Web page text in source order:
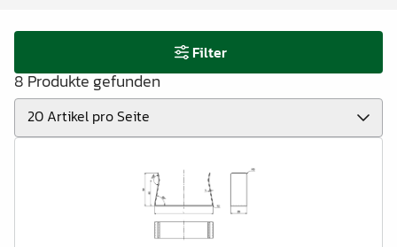
Filter
8 Produkte gefunden